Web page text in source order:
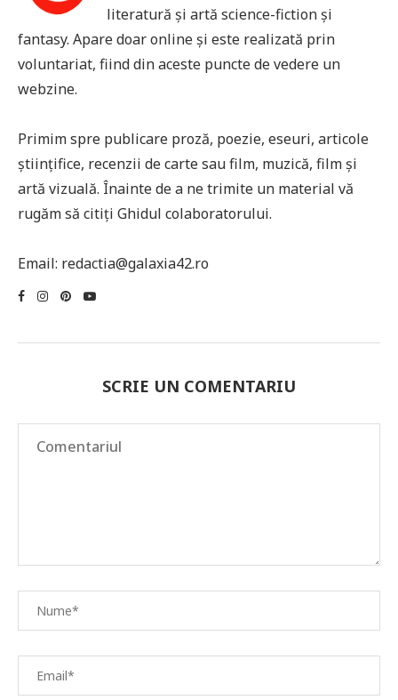
literatură și artă science-fiction și
fantasy. Apare doar online și este realizată prin
voluntariat, fiind din aceste puncte de vedere un
webzine.
Primim spre publicare proză, poezie, eseuri, articole
științifice, recenzii de carte sau film, muzică, film și
artă vizuală. Înainte de a ne trimite un material vă
rugăm să citiți Ghidul colaboratorului.
Email: redactia@galaxia42.ro
SCRIE UN COMENTARIU